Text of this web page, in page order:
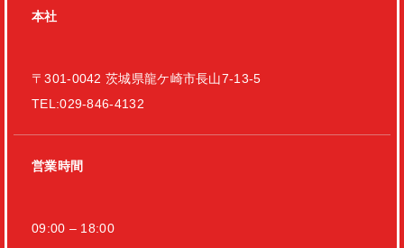
本社
〒301-0042 茨城県龍ケ崎市長山7-13-5
TEL:029-846-4132
営業時間
09:00 – 18:00